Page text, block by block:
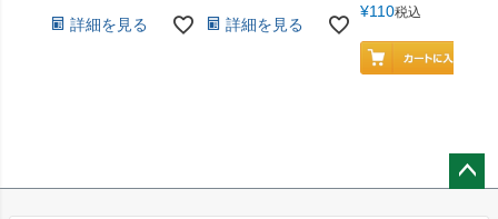
詳細を見る 詳細を見る
¥110税込